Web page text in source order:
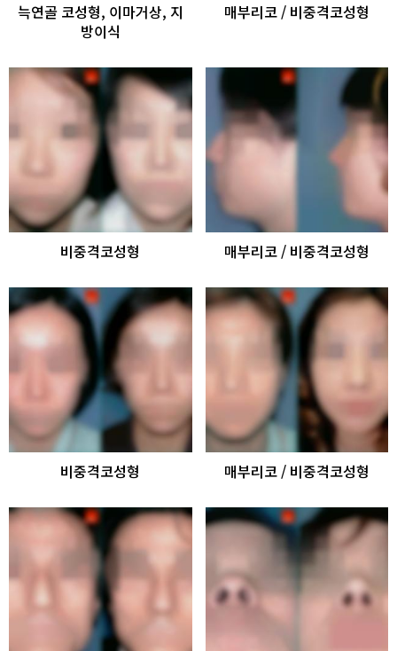
늑연골 코성형, 이마거상, 지
방이식
매부리코 / 비중격코성형
비중격코성형 매부리코 / 비중격코성형
비중격코성형 매부리코 / 비중격코성형